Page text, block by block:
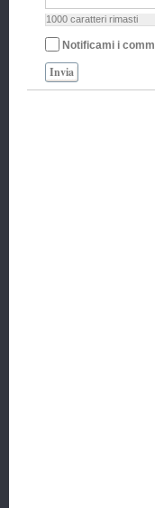
1000 caratteri rimasti
Notificami i
Invia